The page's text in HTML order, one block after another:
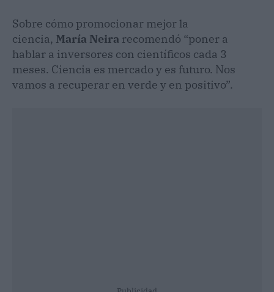
Sobre cómo promocionar mejor la
ciencia, María Neira recomendó “poner a
hablar a inversores con científicos cada 3
meses. Ciencia es mercado y es futuro. Nos
vamos a recuperar en verde y en positivo”.